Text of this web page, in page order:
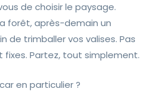
de choisir le paysage.
forêt, après-demain un
de trimballer vos valises. Pas
Partez, tout simplement.
en particulier ?